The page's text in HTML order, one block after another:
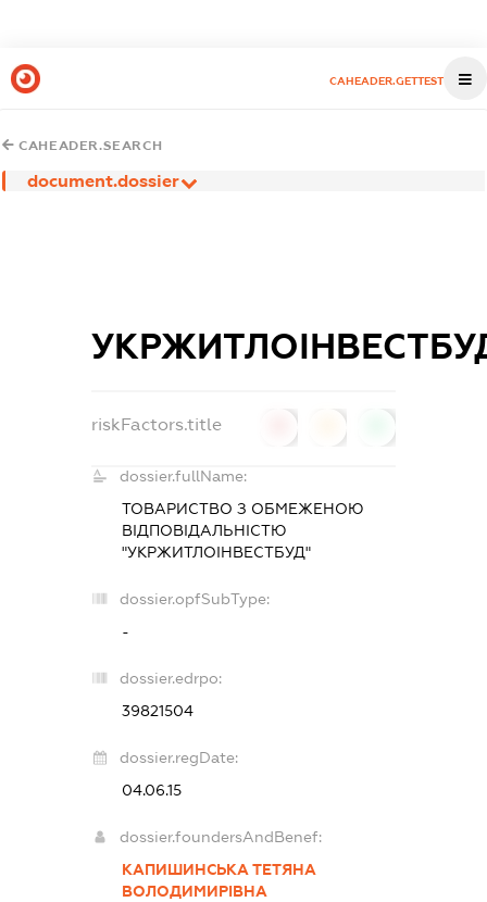
CAHEADER.GETTEST
CAHEADER.SEARCH
document.dossier
riskFactors.title
dossier.fullName:
ТОВАРИСТВО З ОБМЕЖЕНОЮ
ВІДПОВІДАЛЬНІСТЮ
"УКРЖИТЛОІНВЕСТБУД"
dossier.opfSubType:
-
dossier.edrpo:
39821504
dossier.regDate:
04.06.15
dossier.foundersAndBenef:
КАПИШИНСЬКА ТЕТЯНА
ВОЛОДИМИРІВНА